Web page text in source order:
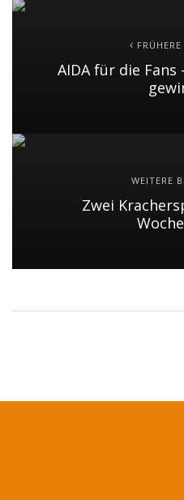
AIDA für die
WEITERE
Zwei